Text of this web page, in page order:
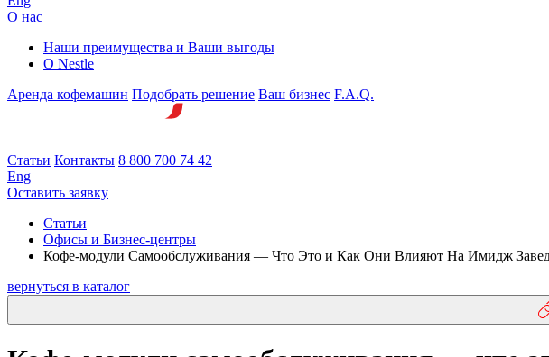
О нас
Наши преимущества и Ваши выгоды
О Nestle
Аренда кофемашин Подобрать решение Ваш бизнес F.A.Q.
Статьи Контакты 8 800 700 74 42
Eng
Оставить заявку
Статьи
Офисы и Бизнес-центры
Кофе-модули Самообслуживания — Что Это и Как Они Влияют На Имидж
вернуться в каталог